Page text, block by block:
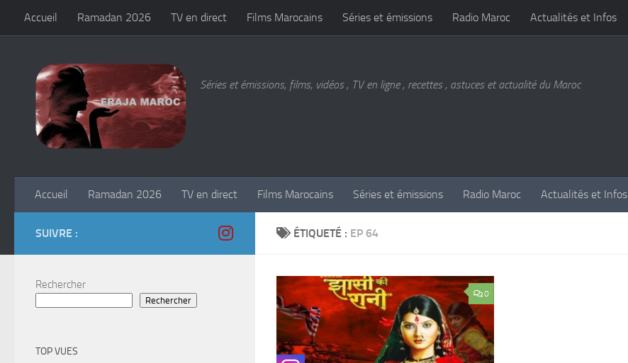
Skip to content
Accueil Ramadan 2026 TV en direct Films Marocains Séries et émissions Radio Maroc Actualités et Infos
Séries et émissions, films, vidéos , TV en ligne , recettes , astuces et actualité du Maroc
Accueil Ramadan 2026 TV en direct Films Marocains Séries et émissions Radio Maroc Actualités et Infos
ÉTIQUETÉ : EP 64
0
SUIVRE :
Rechercher
Rechercher
TOP VUES